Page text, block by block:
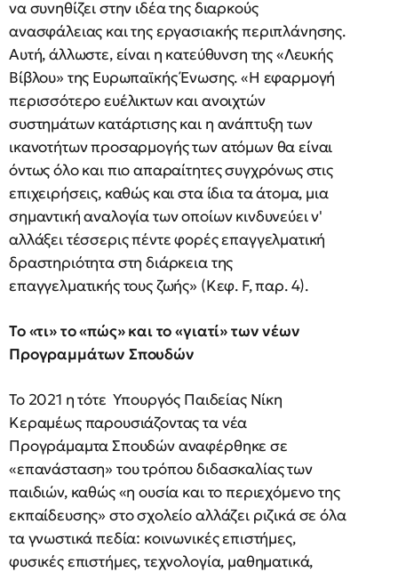
να συνηθίζει στην ιδέα της διαρκούς
ανασφάλειας και της εργασιακής περιπλάνησης.
Αυτή, άλλωστε, είναι η κατεύθυνση της «Λευκής
Bίβλου» της Eυρωπαϊκής Ένωσης. «H εφαρμογή
περισσότερο ευέλικτων και ανοιχτών
συστημάτων κατάρτισης και η ανάπτυξη των
ικανοτήτων προσαρμογής των ατόμων θα είναι
όντως όλο και πιο απαραίτητες συγχρόνως στις
επιχειρήσεις, καθώς και στα ίδια τα άτομα, μια
σημαντική αναλογία των οποίων κινδυνεύει ν'
αλλάξει τέσσερις πέντε φορές επαγγελματική
δραστηριότητα στη διάρκεια της
επαγγελματικής τους ζωής» (Kεφ. F, παρ. 4).
Το «τι» το «πώς» και το «γιατί» των νέων
Προγραμμάτων Σπουδών
Το 2021 η τότε Υπουργός Παιδείας Νίκη
Κεραμέως παρουσιάζοντας τα νέα
Προγράμαμτα Σπουδών αναφέρθηκε σε
«επανάσταση» του τρόπου διδασκαλίας των
παιδιών, καθώς «η ουσία και το περιεχόμενο της
εκπαίδευσης» στο σχολείο αλλάζει ριζικά σε όλα
τα γνωστικά πεδία: κοινωνικές επιστήμες,
φυσικές επιστήμες, τεχνολογία, μαθηματικά,